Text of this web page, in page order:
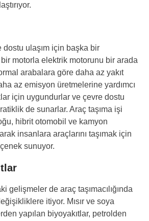
dostu ulaşım için başka bir
motorla elektrik motorunu bir arada
arabalara göre daha az yakıt
az emisyon üretmelerine yardımcı
için uygundurlar ve çevre dostu
de sunarlar. Araç taşıma işi
hibrit otomobil ve kamyon
insanlara araçlarını taşımak için
sunuyor.
gelişmeler de araç taşımacılığında
itiyor. Mısır ve soya
yapılan biyoyakıtlar, petrolden